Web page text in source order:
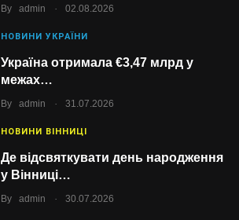
By admin . 02.08.2026
НОВИНИ УКРАЇНИ
Україна отримала €3,47 млрд у
межах…
By admin . 31.07.2026
НОВИНИ ВІННИЦІ
Де відсвяткувати день народження
у Вінниці…
By admin . 30.07.2026